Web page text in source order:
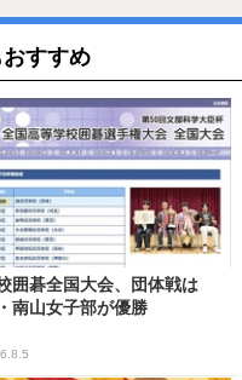
すすめ
囲碁全国大会、団体戦は
南山女子部が優勝